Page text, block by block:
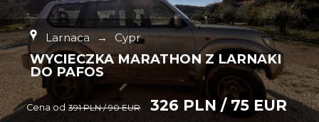
Larnaca → Cypr
WYCIECZKA MARATHON Z LARNAKI
DO PAFOS
Cena od 391 PLN / 90 EUR 326 PLN / 75 EUR